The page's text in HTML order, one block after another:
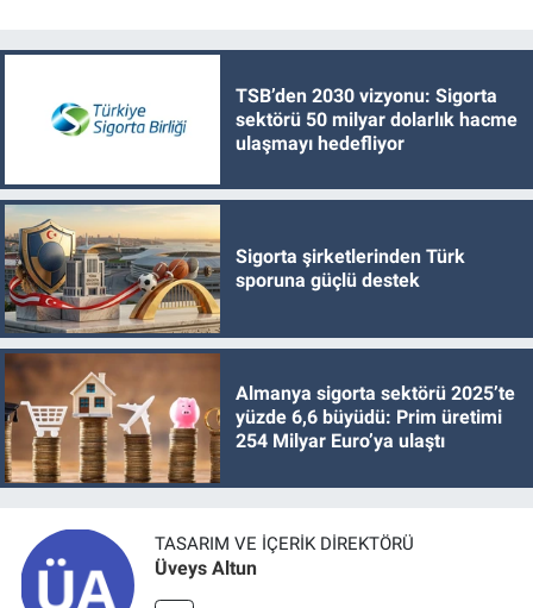
TSB’den 2030 vizyonu: Sigorta
sektörü 50 milyar dolarlık hacme
ulaşmayı hedefliyor
Sigorta şirketlerinden Türk
sporuna güçlü destek
Almanya sigorta sektörü 2025’te
yüzde 6,6 büyüdü: Prim üretimi
254 Milyar Euro’ya ulaştı
TASARIM VE İÇERIK DIREKTÖRÜ
Üveys Altun